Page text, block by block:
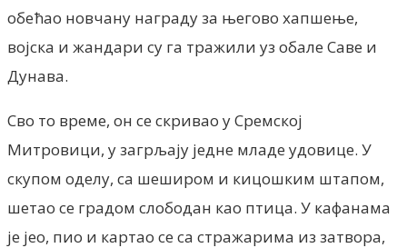
обећао новчану награду за његово хапшење,
војска и жандари су га тражили уз обале Саве и
Дунава.
Сво то време, он се скривао у Сремској
Митровици, у загрљају једне младе удовице. У
скупом оделу, са шеширом и кицошким штапом,
шетао се градом слободан као птица. У кафанама
је јео, пио и картао се са стражарима из затвора,